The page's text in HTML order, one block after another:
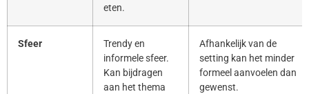
eten.
Sfeer
Trendy en
informele sfeer.
Kan bijdragen
aan het thema
Afhankelijk van de
setting kan het minder
formeel aanvoelen dan
gewenst.